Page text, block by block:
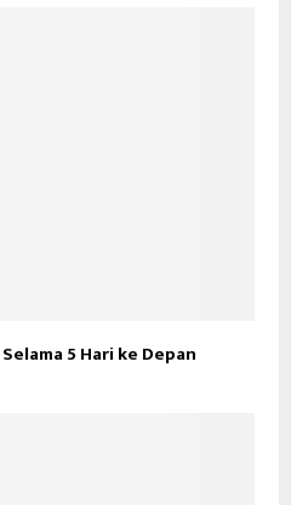
5 Hari ke Depan